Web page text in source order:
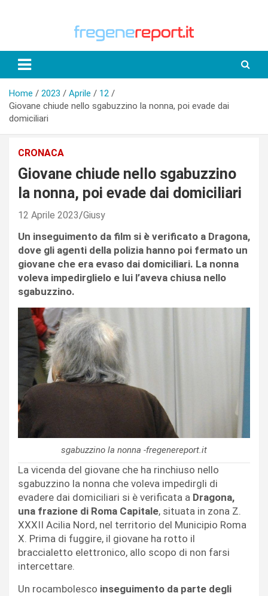
Home 2023 Aprile
12
Giovane chiude nello sgabuzzino la nonna, poi evade dai
domiciliari
CRONACA
Giovane chiude nello sgabuzzino
la nonna, poi evade dai domiciliari
12 Aprile 2023 Giusy
Un inseguimento da film si è verificato a Dragona,
dove gli agenti della polizia hanno poi fermato un
giovane che era evaso dai domiciliari. La nonna
voleva impedirglielo e lui l’aveva chiusa nello
sgabuzzino.
sgabuzzino la nonna -fregenereport.it
La vicenda del giovane che ha rinchiuso nello
sgabuzzino la nonna che voleva impedirgli di
evadere dai domiciliari si è verificata a Dragona,
una frazione di Roma Capitale, situata in zona Z.
XXXII Acilia Nord, nel territorio del Municipio Roma
X. Prima di fuggire, il giovane ha rotto il
braccialetto elettronico, allo scopo di non farsi
intercettare.
Un rocambolesco inseguimento da parte degli